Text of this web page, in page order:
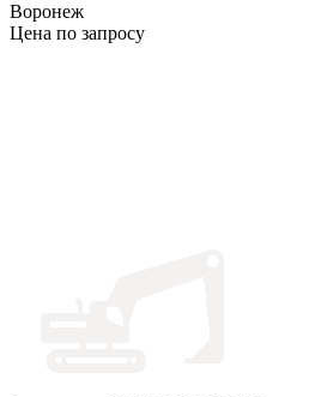
Воронеж
Цена по запросу